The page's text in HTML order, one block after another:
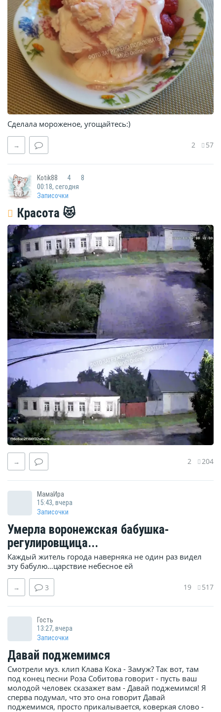
Сделала мороженое, угощайтесь:)
→ 2 57
Kotik88 4
8
00:18, сегодня
Записочки
Красота 😻
→ 2 204
МамаИра
15:43, вчера
Записочки
Умерла воронежская бабушка-
регулировщица...
Каждый житель города наверняка не один раз видел
эту бабулю…царствие небесное ей
→ 3 19 517
Гость
13:27, вчера
Записочки
Давай поджемимся
Смотрели муз. клип Клава Кока - Замуж? Так вот, там
под конец песни Роза Собитова говорит - пусть ваш
молодой человек сказажет вам - Давай поджемимся! Я
сперва подумал, что это она говорит Давай
поджемимся, просто прикалывается, коверкая слово -